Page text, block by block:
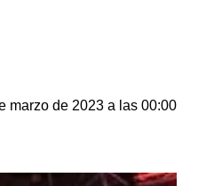
marzo de 2023 a las 00:00